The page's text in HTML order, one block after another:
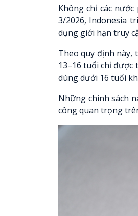
Không chỉ các
3/2026, Indonesia
dụng giới hạn truy
Theo quy định này,
13–16 tuổi chỉ được
dùng dưới 16 tuổi
Những chính sách
công quan trọng